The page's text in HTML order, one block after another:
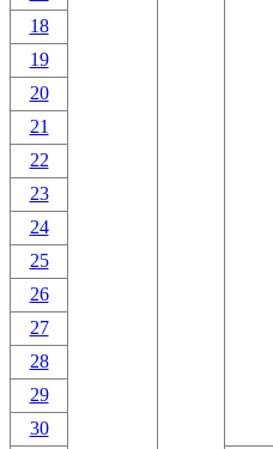
18
19
20
21
22
23
24
25
26
27
28
29
30